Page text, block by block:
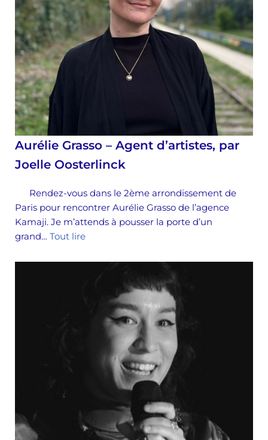
Aurélie Grasso – Agent d’artistes, par
Joelle Oosterlinck
Rendez-vous dans le 2ème arrondissement de
Paris pour rencontrer Aurélie Grasso de l’agence
Kamaji. Je m’attends à pousser la porte d’un
grand… Tout lire